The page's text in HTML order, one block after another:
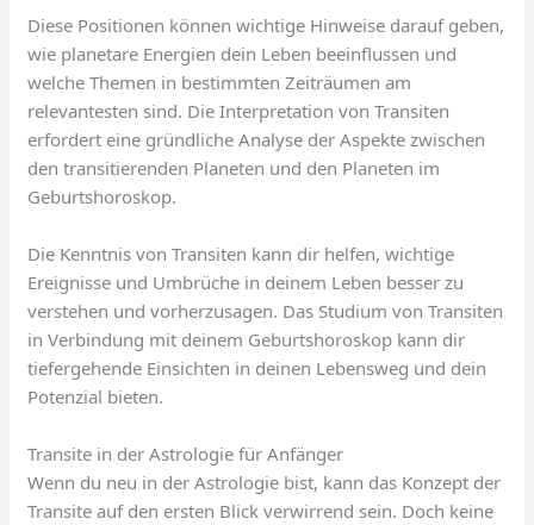
Diese Positionen können wichtige Hinweise darauf geben,
wie planetare Energien dein Leben beeinflussen und
welche Themen in bestimmten Zeiträumen am
relevantesten sind. Die Interpretation von Transiten
erfordert eine gründliche Analyse der Aspekte zwischen
den transitierenden Planeten und den Planeten im
Geburtshoroskop.
Die Kenntnis von Transiten kann dir helfen, wichtige
Ereignisse und Umbrüche in deinem Leben besser zu
verstehen und vorherzusagen. Das Studium von Transiten
in Verbindung mit deinem Geburtshoroskop kann dir
tiefergehende Einsichten in deinen Lebensweg und dein
Potenzial bieten.
Transite in der Astrologie für Anfänger
Wenn du neu in der Astrologie bist, kann das Konzept der
Transite auf den ersten Blick verwirrend sein. Doch keine